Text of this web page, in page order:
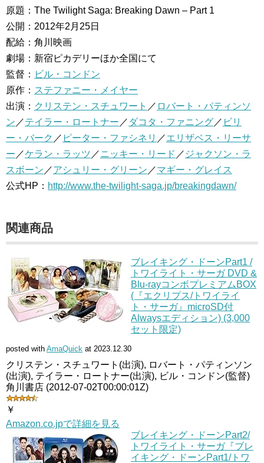
原題：The Twilight Saga: Breaking Dawn – Part 1
公開：2012年2月25日
配給：角川映画
劇場：新宿ピカデリーほか全国にて
監督： ビル・コンドン
原作： ステファニー・メイヤー
出演： クリステン・スチュワート ／ ロバート・パティンソ
ン ／テイラー・ロートナー ／ ダコタ・ファニング／ ビリ
ー・バーク ／ ピーター・ファシネリ ／エリザベス・リーサ
ー ／ケラン・ラッツ ／ニッキー・リード ／ ジャクソン・ラ
スボーン ／アシュリー・グリーン ／マギー・グレイス
公式HP： http://www.the-twilight-saga.jp/breakingdawn/
関連商品
ブレイキング・ドーンPart1 /
トワイライト・サーガ DVD &
Blu-rayコンボプレミアムBOX
(『エクリプス/トワイライ
ト・サーガ』microSD付
Alwaysエディション) (3,000
セット限定)
posted with AmaQuick at 2023.12.30
クリステン・スチュワート(出演), ロバート・パティンソン
(出演), テイラー・ロートナー(出演), ビル・コンドン(監督)
角川書店 (2012-07-02T00:00:01Z)
￥
Amazon.co.jpで詳細を見る
ブレイキング・ドーンPart2/
トワイライト・サーガ『ブレ
イキング・ドーンPart1/トワ